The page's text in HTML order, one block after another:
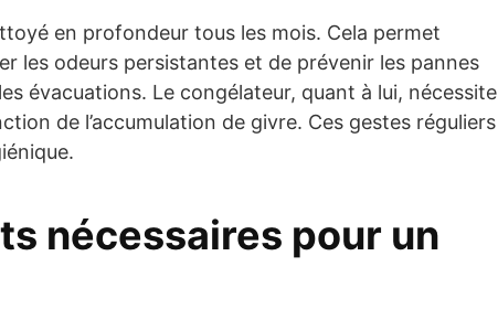
en profondeur tous les mois. Cela permet
les odeurs persistantes et de prévenir les pannes
évacuations. Le congélateur, quant à lui, nécessite
de l’accumulation de givre. Ces gestes réguliers
nécessaires pour un